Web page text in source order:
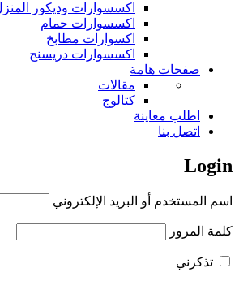
اكسسوارات وديكور
اكسسوارات حمام
اكسوارات مطابخ
اكسسوارات دريسنج
صفحات هامة
مقالات
كتالوج
اطلب معاينة
اتصل بنا
Login
اسم المستخدم أو البريد الإلكتروني
كلمة المرور
تذكرني